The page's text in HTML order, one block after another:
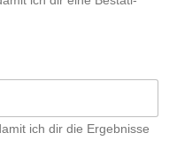
ich dir die Ergeb­nis­se